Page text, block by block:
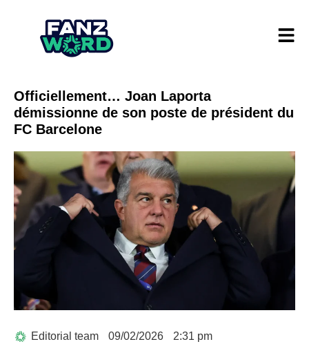
Officiellement… Joan Laporta
démissionne de son poste de président du
FC Barcelone
Editorial team 09/02/2026 2:31 pm